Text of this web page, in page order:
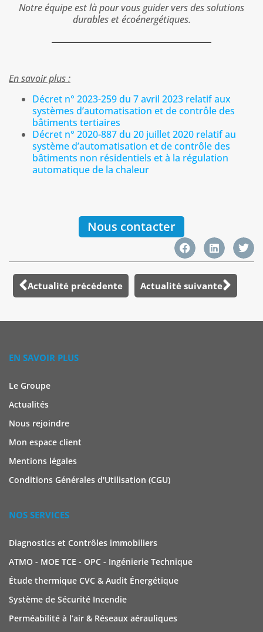
Notre équipe est là pour vous guider vers des solutions
durables et écoénergétiques.
En savoir plus :
Décret n° 2023-259 du 7 avril 2023 relatif aux
systèmes d’automatisation et de contrôle des
bâtiments tertiaires
Décret n° 2020-887 du 20 juillet 2020 relatif au
système d’automatisation et de contrôle des
bâtiments non résidentiels et à la régulation
automatique de la chaleur
Nous contacter
Actualité précédente Actualité suivante
EN SAVOIR PLUS
Le Groupe
Actualités
Nous rejoindre
Mon espace client
Mentions légales
Conditions Générales d'Utilisation (CGU)
NOS SERVICES
Diagnostics et Contrôles immobiliers
ATMO - MOE TCE - OPC - Ingénierie Technique
Étude thermique CVC & Audit Énergétique
Système de Sécurité Incendie
Perméabilité à l’air & Réseaux aérauliques